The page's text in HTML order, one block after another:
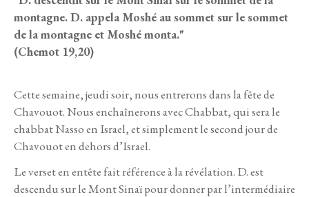
montagne. D. appela Moshé au sommet sur le sommet
de la montagne et Moshé monta."
(Chemot 19,20)
Cette semaine, jeudi soir, nous entrerons dans la fête de
Chavouot. Nous enchaînerons avec Chabbat, qui sera le
chabbat Nasso en Israel, et simplement le second jour de
Chavouot en dehors d’Israel.
Le verset en entête fait référence à la révélation. D. est
descendu sur le Mont Sinaï pour donner par l’intermédiaire